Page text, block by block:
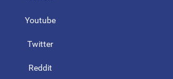
Youtube
Twitter
Reddit